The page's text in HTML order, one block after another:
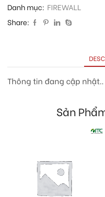
Danh mục: FIREWALL
Share:
Thông tin đang cập nhật..
Sản